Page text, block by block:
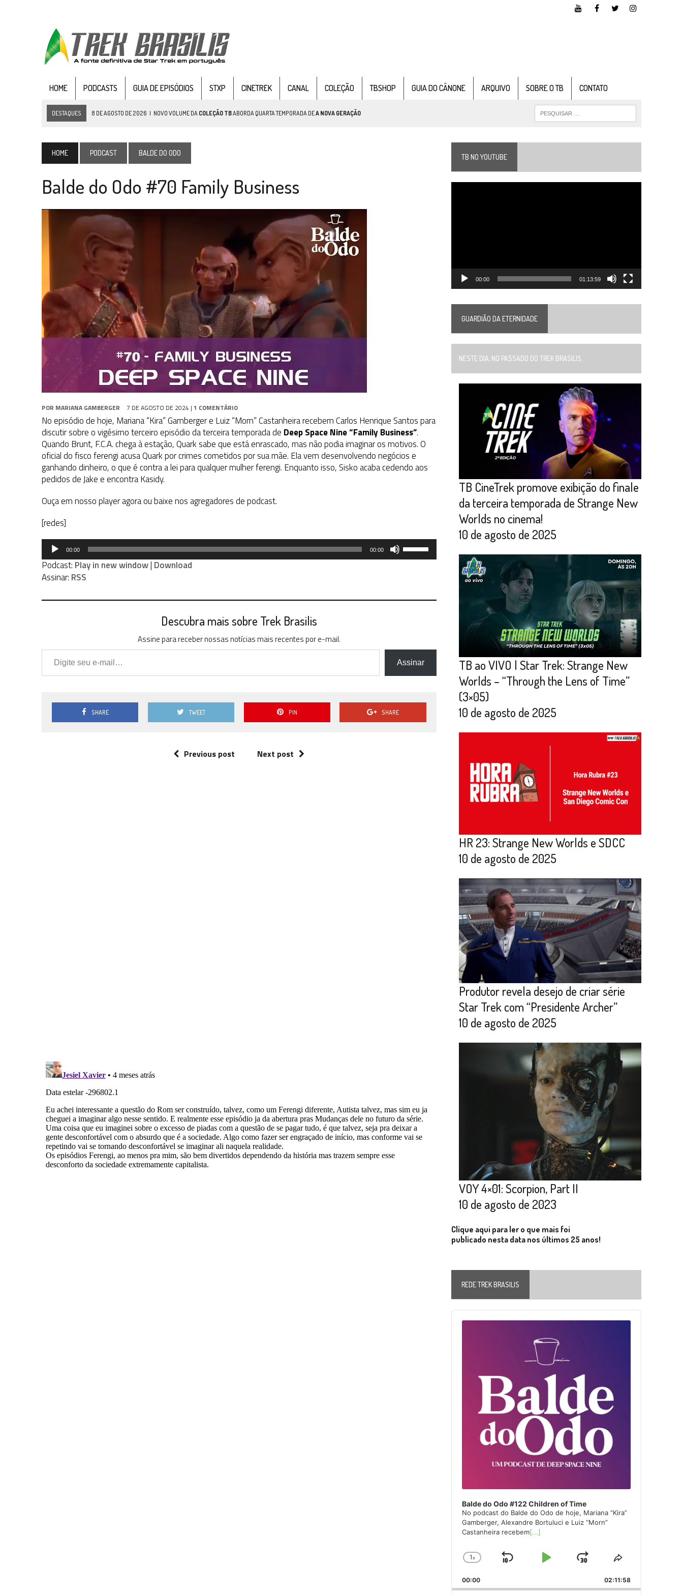
HOME PODCASTS GUIA DE EPISÓDIOS STXP CINETREK CANAL COLEÇÃO TBSHOP GUIA DO CÂNONE ARQUIVO SOBRE O TB CONTATO
DESTAQUES 8 DE AGOSTO DE 2026 | NOVO VOLUME DA COLEÇÃO TBABORDA QUARTA TEMPORADA DEA NOVA GERAÇÃO
6 DE AGOSTO DE 2026 | NOVA TEMPORADA DETHE CENTER SEAT
5 DE AGOSTO DE 2026 BALDE DO ODO #122 CHILDREN OF TIME
3 DE AGOSTO DE 2026 | VEJA FOTOS DO TERCEIRO EPISÓDIO DA 4ª TEMPORADA DE STRANGE NEW WORDS
PARAMOUNT E CBS DERRUBAM NOVO VÍDEO DO FILME DE FÃS AXANAR HORAS APÓS ESTREIA
2 DE AGOSTO DE 2026 TB AO VIVO | STAR TREK: STRANGE NEW WORLDS – “THE GRIFFIN INCIDENT” (4×02)
9 DE AGOSTO DE 2026 CARIOCA TREKKER CELEBRA 60 ANOS DE STAR TREK NO PLANETÁRIO DO RIO
HOME PODCAST BALDE DO ODO
Balde do Odo #70 Family Business
POR MARIANA GAMBERGER 7 DE AGOSTO DE 2024 | 1 COMENTÁRIO
No episódio de hoje, Mariana “Kira” Gamberger e Luiz “Morn” Castanheira recebem Carlos Henrique Santos para
discutir sobre o vigésimo terceiro episódio da terceira temporada de Deep Space Nine “Family Business”.
Quando Brunt, F.C.A. chega à estação, Quark sabe que está enrascado, mas não podia imaginar os motivos. O
oficial do fisco ferengi acusa Quark por crimes cometidos por sua mãe. Ela vem desenvolvendo negócios e
ganhando dinheiro, o que é contra a lei para qualquer mulher ferengi. Enquanto isso, Sisko acaba cedendo aos
pedidos de Jake e encontra Kasidy.
Ouça em nosso player agora ou baixe nos agregadores de podcast.
[redes]
Tocador
áudio
00:00 00:00
ou
aumentar
ou
Podcast: Play in new window| Download
Assinar: RSS
Descubra mais sobre Trek Brasilis
Assine para receber nossas notícias mais recentes por e-mail.
Digite seu e-mail…
Assinar
SHARE TWEET PIN SHARE
Previous post Next post
TB NO YOUTUBE
00:00 01:13:59
GUARDIÃO DA ETERNIDADE
NESTE DIA, NO PASSADO DO TREK BRASILIS...
TB CineTrek promove exibição do finale
da terceira temporada de Strange New
Worlds no cinema!
10 de agosto de 2025
TB ao VIVO | Star Trek: Strange New
Worlds – “Through the Lens of Time”
(3×05)
10 de agosto de 2025
HR 23: Strange New Worlds e SDCC
10 de agosto de 2025
Produtor revela desejo de criar série
Star Trek com “Presidente Archer”
10 de agosto de 2025
VOY 4×01: Scorpion, Part II
10 de agosto de 2023
Clique aqui para ler o que mais foi
publicado nesta data nos últimos 25 anos!
REDE TREK BRASILIS
Audio
Player
Balde do Odo #122 Children of Time
No podcast do Balde do Odo de hoje, Mariana “Kira”
Gamberger, Alexandre Bortuluci e Luiz “Morn”
Castanheira recebem[...]
Change
Rate
1x
Skip
Play
Jump
Forward
Share
Episode
00:00 02:11:58